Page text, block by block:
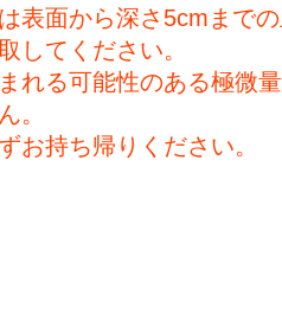
表面から深さ5cmまで
してください。
れる可能性のある極微
。
お持ち帰りください。